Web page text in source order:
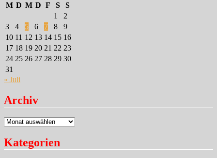
M D M D F S
S
1
2
3
4 5 6 7 8
9
10 11 12 13 14 15 16
17 18 19 20 21 22 23
24 25 26 27 28 29 30
31
« Juli
Archiv
Archiv
Kategorien